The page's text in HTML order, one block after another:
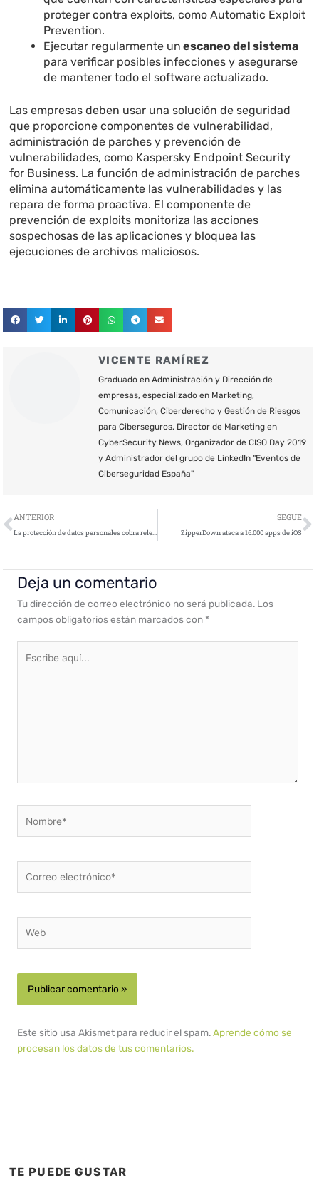
proteger contra exploits, comoAutomatic Exploit
Prevention.
Ejecutar regularmente un escaneo del sistema
para verificar posibles infecciones y asegurarse
de mantener todo el software actualizado.
Las empresas deben usar una solución de seguridad
que proporcione componentes de vulnerabilidad,
administración de parches y prevención de
vulnerabilidades, como Kaspersky Endpoint Security
for Business. La función de administración de parches
elimina automáticamente las vulnerabilidades y las
repara de forma proactiva. El componente de
prevención de exploits monitoriza las acciones
sospechosas de las aplicaciones y bloquea las
ejecuciones de archivos maliciosos.
VICENTE RAMÍREZ
Graduado en Administración y Dirección de
empresas, especializado en Marketing,
Comunicación, Ciberderecho y Gestión de Riesgos
para Ciberseguros. Director de Marketing en
CyberSecurity News, Organizador de CISO Day 2019
y Administrador del grupo de LinkedIn "Eventos de
Ciberseguridad España"
Ant
ANTERIOR
La protección de datos personales cobra relevancia internacional
SEGUE
ZipperDown ataca a 16.000 apps de iOS
Deja un comentario
Tu dirección de correo electrónico no será publicada. Los
campos obligatorios están marcados con *
aquí...
electrónico*
Este sitio usa Akismet para reducir el spam.Aprende cómo se
procesan los datos de tus comentarios.
TE PUEDE GUSTAR